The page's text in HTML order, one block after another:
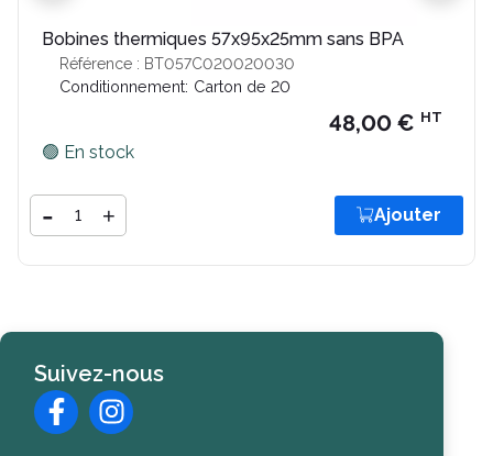
Bobines thermiques 57x95x25mm sans BPA
Référence : BT057C020020030
Conditionnement: Carton de 20
48,00 € HT
🟢 En stock
- + Ajouter
Suivez-nous